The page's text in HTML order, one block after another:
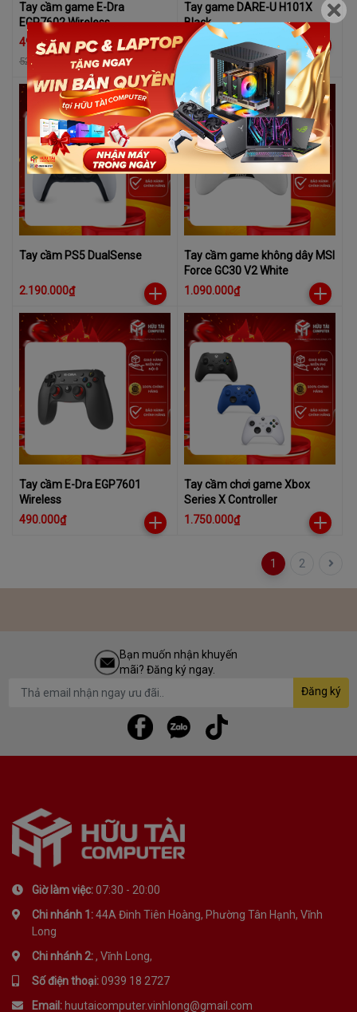
Tay cầm game E-Dra
EGP7602 Wireless
499.000₫
529.000₫ -6%
Tay game DARE-U H101X
Black
699.000₫
Tay cầm PS5 DualSense
2.190.000₫
Tay cầm game không dây MSI
Force GC30 V2 White
1.090.000₫
Tay cầm E-Dra EGP7601
Wireless
490.000₫
Tay cầm chơi game Xbox
Series X Controller
1.750.000₫
1 2
Bạn muốn nhận khuyến
mãi? Đăng ký ngay.
Đăng ký
Giờ làm việc:07:30 - 20:00
Chi nhánh 1:44A Đinh Tiên Hoàng, Phường Tân Hạnh, Vĩnh
Long
Chi nhánh 2:, Vĩnh Long,
Số điện thoại:0939 18 2727
Email: huutaicomputer.vinhlong@gmail.com